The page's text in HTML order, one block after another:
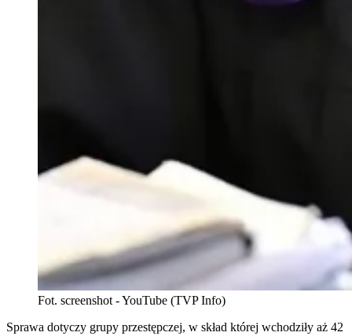
Fot. screenshot - YouTube (TVP Info)
Sprawa dotyczy grupy przestępczej, w skład której wchodziły aż 42